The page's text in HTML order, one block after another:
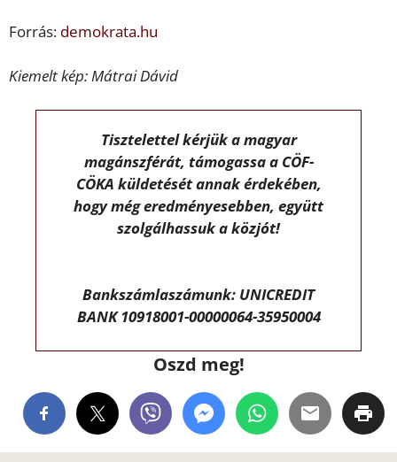
Forrás: demokrata.hu
Kiemelt kép: Mátrai Dávid
Tisztelettel kérjük a magyar
magánszférát, támogassa a CÖF-
CÖKA küldetését annak érdekében,
hogy még eredményesebben, együtt
szolgálhassuk a közjót!
Bankszámlaszámunk: UNICREDIT
BANK 10918001-00000064-35950004
Oszd meg!